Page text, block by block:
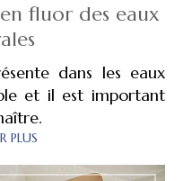
fluor des eaux
dans les eaux
et il est important
PLUS